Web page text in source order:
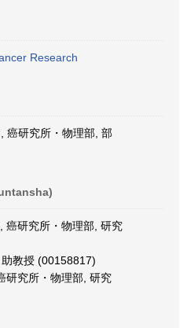
Research
癌研究所・物理部, 部
癌研究所・物理部, 研究
教授 (00158817)
研究所・物理部, 研究